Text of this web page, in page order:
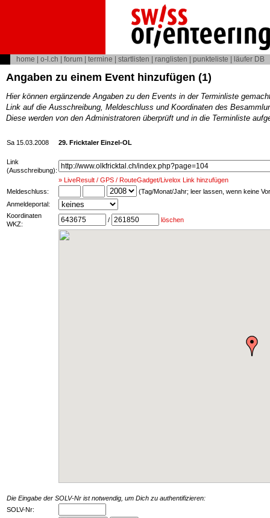
home o-l.ch forum termine startlisten ranglisten punkteliste läufer DB
Angaben zu einem Event hinzufügen (1)
Hier können ergänzende Angaben zu den Events in der Terminliste
Link auf die Ausschreibung, Meldeschluss und Koordinaten des
Diese werden von den Administratoren überprüft und in die Terminliste
Sa 15.03.2008 29. Fricktaler Einzel-OL
Link
(Ausschreibung):
» LiveResult / GPS / RouteGadget/Livelox Link hinzufügen
Meldeschluss:
(Tag/Monat/Jahr; leer lassen, wenn keine
Anmeldeportal:
Koordinaten
WKZ:
/ löschen
Die Eingabe der SOLV-Nr ist notwendig, um Dich zu authentifizieren:
SOLV-Nr: